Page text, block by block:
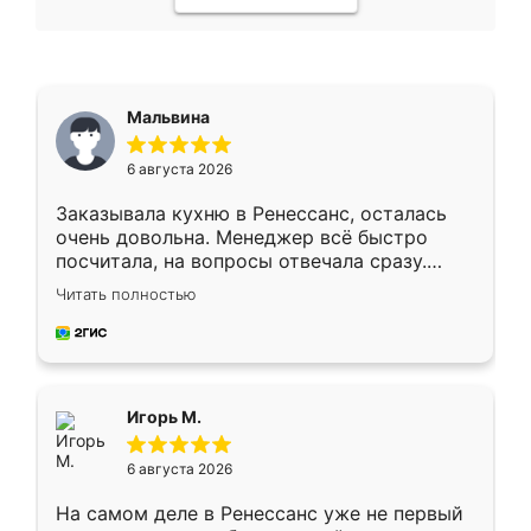
Мальвина
6 августа 2026
Заказывала кухню в Ренессанс, осталась
очень довольна. Менеджер всё быстро
посчитала, на вопросы отвечала сразу.
Замерщик приехал в субботу, подошёл к
делу со всей ответственностью. Собрали
за день, ребята работали аккуратно, даже
Читать полностью
Игорь М.
6 августа 2026
На самом деле в Ренессанс уже не первый